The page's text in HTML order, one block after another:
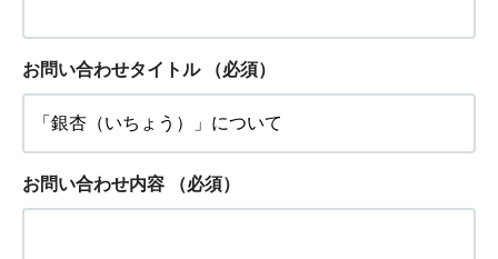
お問い合わせタイトル （必須）
お問い合わせ内容 （必須）